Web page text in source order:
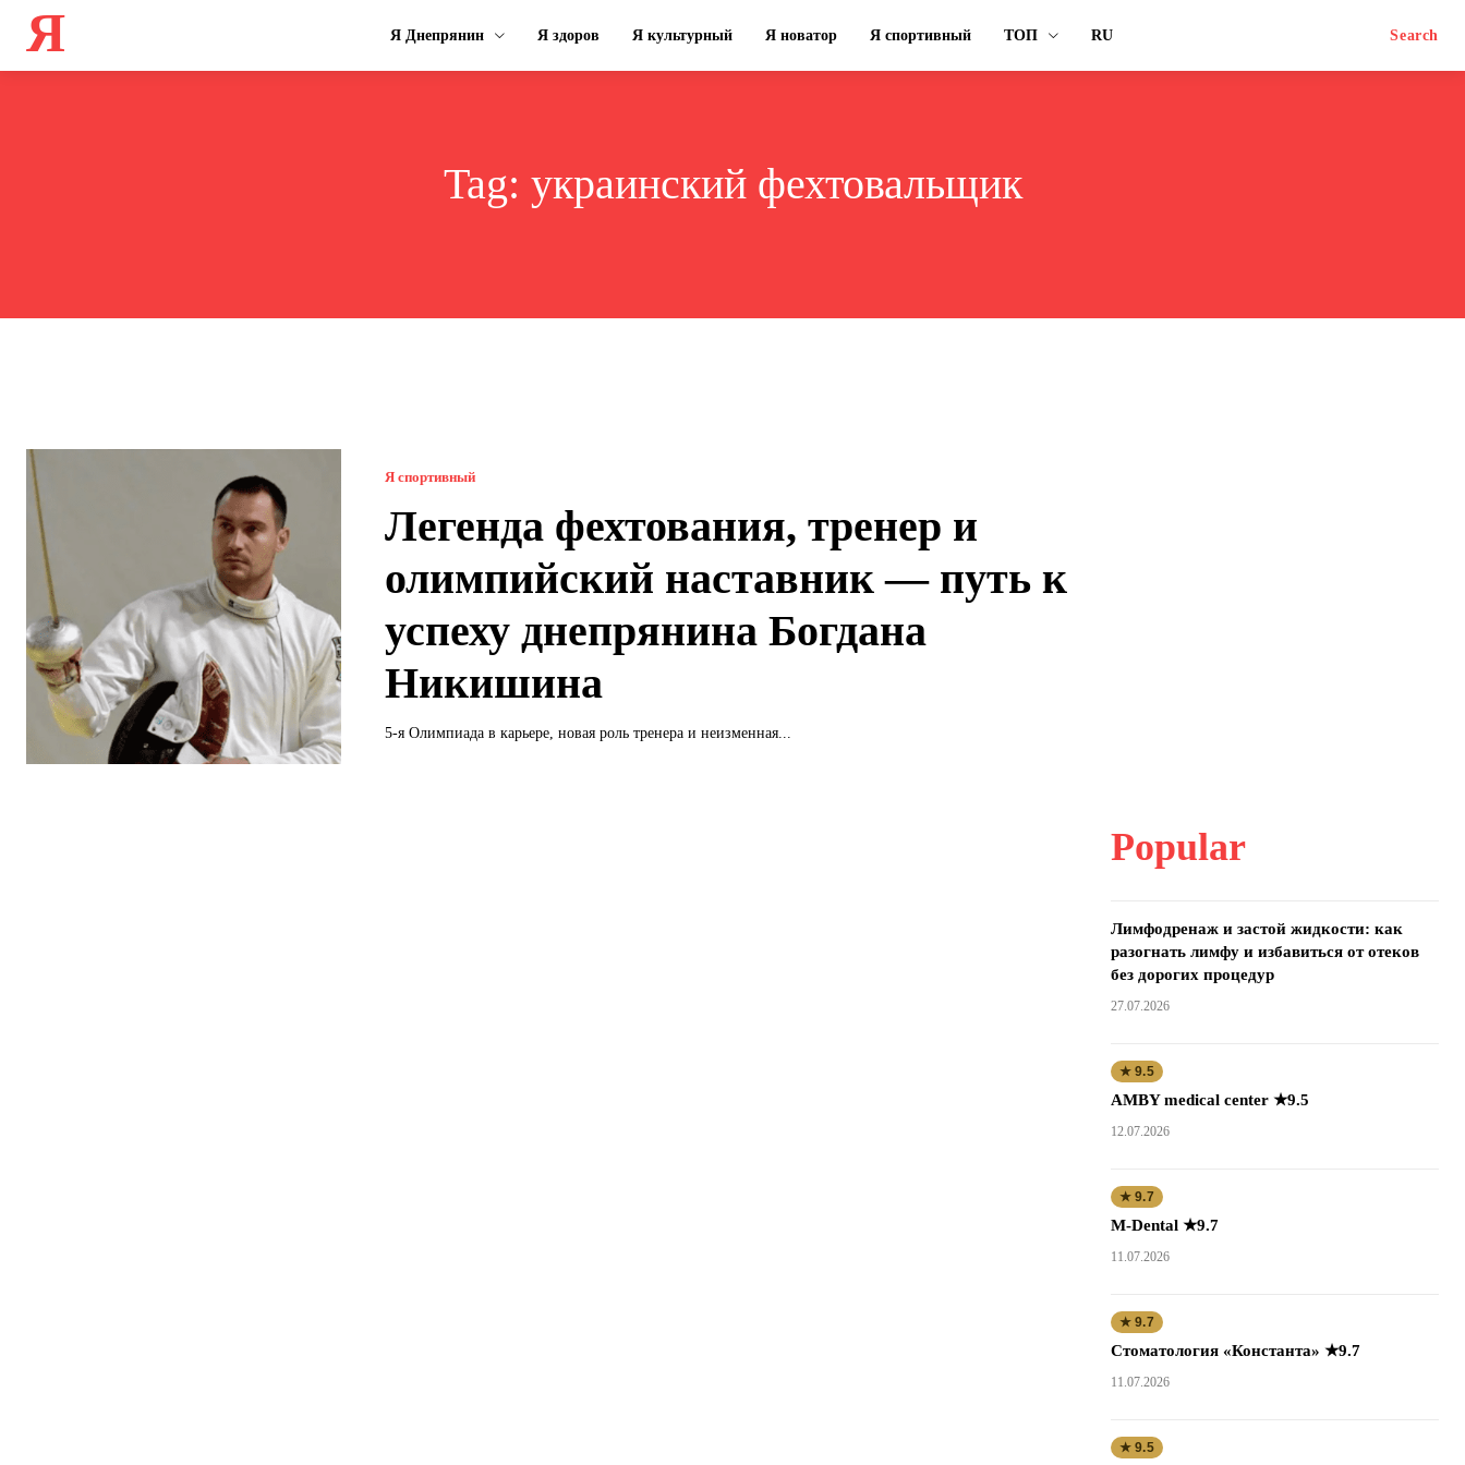
Я Я Днепрянин Я здоров Я культурный Я новатор Я спортивный ТОП RU Search
Tag: украинский фехтовальщик
Я спортивный
Легенда фехтования, тренер и
олимпийский наставник — путь к
успеху днепрянина Богдана
Никишина
5-я Олимпиада в карьере, новая роль тренера и неизменная...
Popular
Лимфодренаж и застой жидкости: как
разогнать лимфу и избавиться от отеков
без дорогих процедур
27.07.2026
★ 9.5
AMBY medical center ★9.5
12.07.2026
★ 9.7
M-Dental ★9.7
11.07.2026
★ 9.7
Стоматология «Константа» ★9.7
11.07.2026
★ 9.5